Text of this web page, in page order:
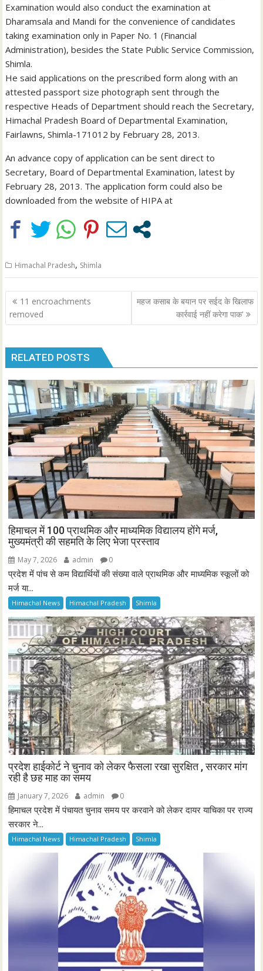
Examination would also conduct the examination at
Dharamsala and Mandi for the convenience of candidates
taking examination only in Paper No. 1 (Financial
Administration), besides the State Public Service Commission,
Shimla.
He said applications on the prescribed form along with an
attested passport size photograph sent through the
respective Heads of Department should reach the Secretary,
Himachal Pradesh Board of Departmental Examination,
Fairlawns, Shimla-171012 by February 28, 2013.
An advance copy of application can be sent direct to
Secretary, Board of Departmental Examination, latest by
February 28, 2013. The application form could also be
downloaded from the website of HIPA at
Himachal Pradesh, Shimla
Post
navigation
11 encroachments
removed
महज कसाब के बयान पर सईद के खिलाफ
कार्रवाई नहीं करेगा पाक’
RELATED POSTS
हिमाचल में 100 प्राथमिक और माध्यमिक विद्यालय होंगे मर्ज,
मुख्यमंत्री की सहमति के लिए भेजा प्रस्ताव
May 7, 2026 admin 0
प्रदेश में पांच से कम विद्यार्थियों की संख्या वाले प्राथमिक और माध्यमिक स्कूलों को
मर्ज या...
Himachal News Himachal Pradesh Shimla
प्रदेश हाईकोर्ट ने चुनाव को लेकर फैसला रखा सुरक्षित , सरकार मांग
रही है छह माह का समय
January 7, 2026 admin 0
हिमाचल प्रदेश में पंचायत चुनाव समय पर करवाने को लेकर दायर याचिका पर राज्य
सरकार ने...
Himachal News Himachal Pradesh Shimla